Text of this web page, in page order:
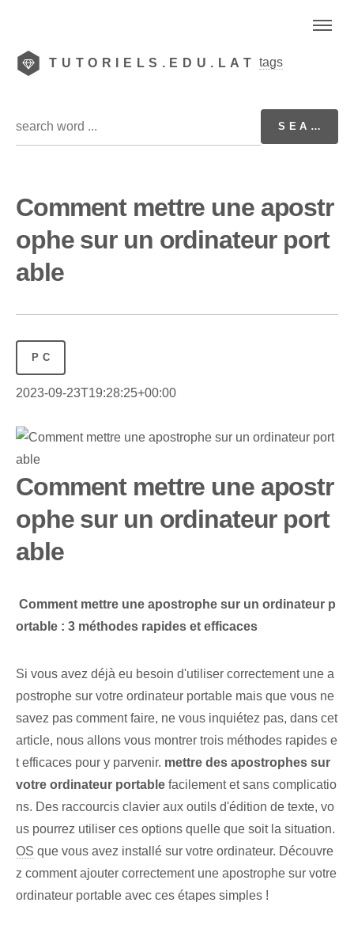
TUTORIELS.EDU.LAT tags
Comment mettre une apostr
ophe sur un ordinateur port
able
PC
2023-09-23T19:28:25+00:00
Comment mettre une apostr
ophe sur un ordinateur port
able
Comment mettre une apostrophe sur un ordinateur p
ortable : 3 méthodes rapides et efficaces
Si vous avez déjà eu besoin d'utiliser correctement une a
postrophe sur votre ordinateur portable mais que vous ne
savez pas comment faire, ne vous inquiétez pas, dans cet
article, nous allons vous montrer trois méthodes rapides e
t efficaces pour y parvenir. mettre des apostrophes sur
votre ordinateur portable facilement et sans complicatio
ns. Des raccourcis clavier aux outils d'édition de texte, vo
us pourrez utiliser ces options quelle que soit la situation.
OS que vous avez installé sur votre ordinateur. Découvre
z comment ajouter correctement ‌une apostrophe ⁣sur⁣ votre
ordinateur portable‌ avec ces étapes simples !